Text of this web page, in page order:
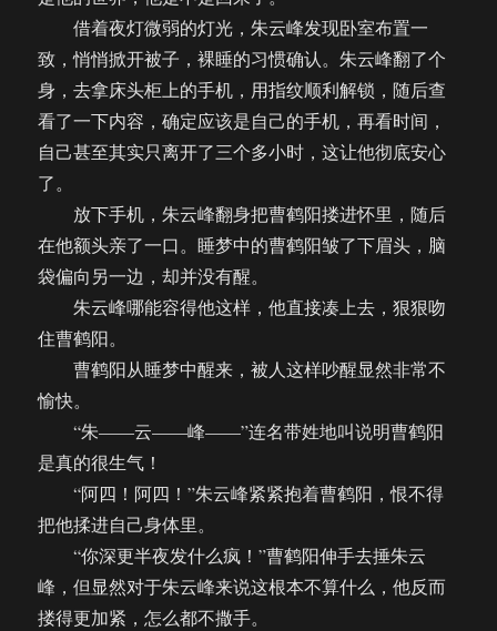
借着夜灯微弱的灯光，朱云峰发现卧室布置一
致，悄悄掀开被子，裸睡的习惯确认。朱云峰翻了个
身，去拿床头柜上的手机，用指纹顺利解锁，随后查
看了一下内容，确定应该是自己的手机，再看时间，
自己甚至其实只离开了三个多小时，这让他彻底安心
了。
放下手机，朱云峰翻身把曹鹤阳搂进怀里，随后
在他额头亲了一口。睡梦中的曹鹤阳皱了下眉头，脑
袋偏向另一边，却并没有醒。
朱云峰哪能容得他这样，他直接凑上去，狠狠吻
住曹鹤阳。
曹鹤阳从睡梦中醒来，被人这样吵醒显然非常不
愉快。
“朱——云——峰——”连名带姓地叫说明曹鹤阳
是真的很生气！
“阿四！阿四！”朱云峰紧紧抱着曹鹤阳，恨不得
把他揉进自己身体里。
“你深更半夜发什么疯！”曹鹤阳伸手去捶朱云
峰，但显然对于朱云峰来说这根本不算什么，他反而
搂得更加紧，怎么都不撒手。